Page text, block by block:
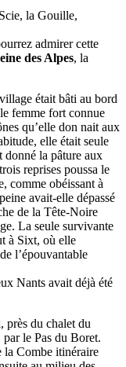
la Gouille,
admirer cette
des Alpes, la
était bâti au bord
femme fort connue
qu’elle don nait aux
elle était seule
donné la pâture aux
reprises poussa le
comme obéissant à
avait-elle dépassé
de la Tête-Noire
La seule survivante
à Sixt, où elle
l’épouvantable
Nants avait déjà été
près du chalet du
le Pas du Boret.
la Combe itinéraire